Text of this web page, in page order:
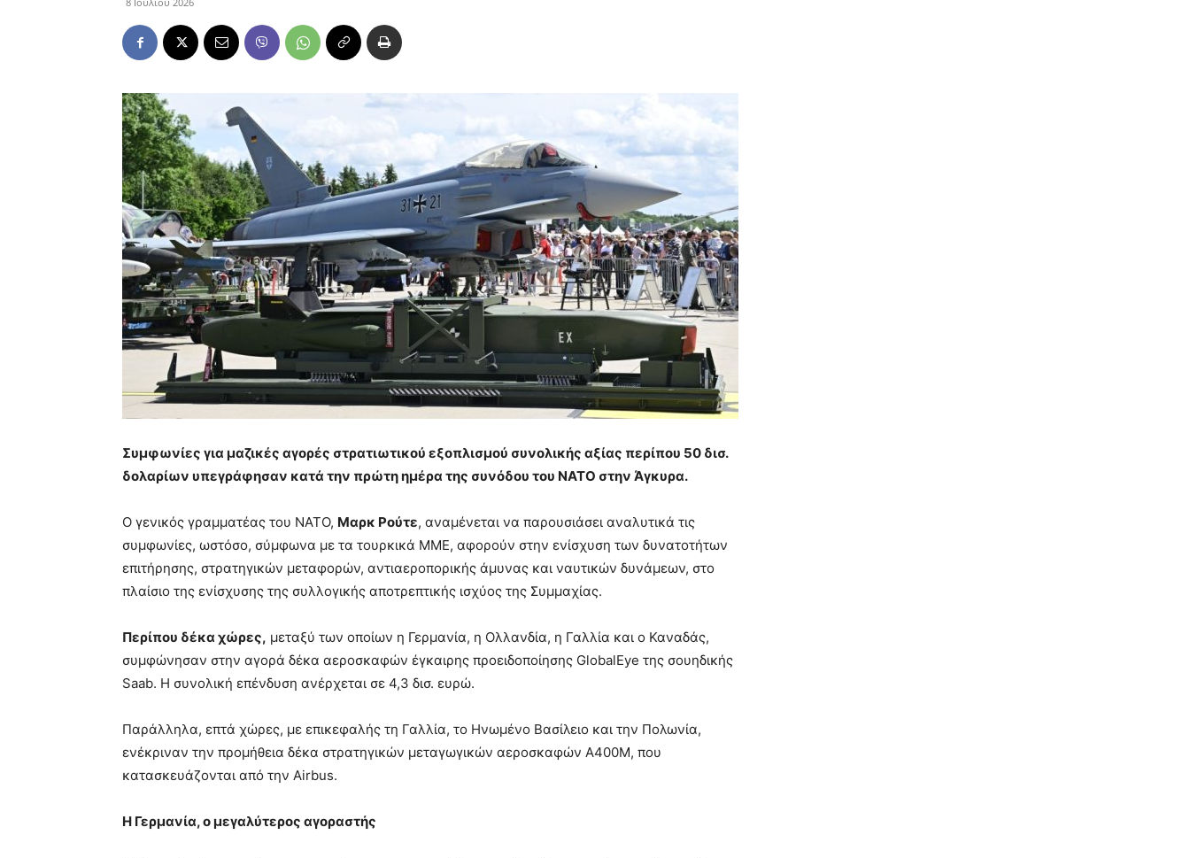
Συμφωνίες για μαζικές αγορές στρατιωτικού εξοπλισμού συνολικής αξίας περίπου 50 δισ.
δολαρίων υπεγράφησαν κατά την πρώτη ημέρα της συνόδου του ΝΑΤΟ στην Άγκυρα.
Ο γενικός γραμματέας του ΝΑΤΟ, Μαρκ Ρούτε, αναμένεται να παρουσιάσει αναλυτικά τις
συμφωνίες, ωστόσο, σύμφωνα με τα τουρκικά ΜΜΕ, αφορούν στην ενίσχυση των δυνατοτήτων
επιτήρησης, στρατηγικών μεταφορών, αντιαεροπορικής άμυνας και ναυτικών δυνάμεων, στο
πλαίσιο της ενίσχυσης της συλλογικής αποτρεπτικής ισχύος της Συμμαχίας.
Περίπου δέκα χώρες, μεταξύ των οποίων η Γερμανία, η Ολλανδία, η Γαλλία και ο Καναδάς,
συμφώνησαν στην αγορά δέκα αεροσκαφών έγκαιρης προειδοποίησης GlobalEye της σουηδικής
Saab. Η συνολική επένδυση ανέρχεται σε 4,3 δισ. ευρώ.
Παράλληλα, επτά χώρες, με επικεφαλής τη Γαλλία, το Ηνωμένο Βασίλειο και την Πολωνία,
ενέκριναν την προμήθεια δέκα στρατηγικών μεταγωγικών αεροσκαφών A400M, που
κατασκευάζονται από την Airbus.
Η Γερμανία, ο μεγαλύτερος αγοραστής